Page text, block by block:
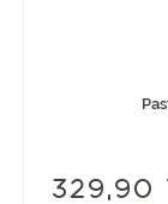
329,90